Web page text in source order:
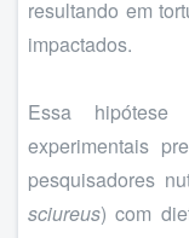
resultando em
impactados.
Essa
experimentais
pesquisadores
sciureus) com